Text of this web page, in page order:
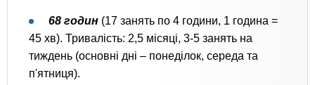
68 годин (17 занять по 4 години, 1 година =
45 хв). Тривалість: 2,5 місяці, 3-5 занять на
тиждень (основні дні – понеділок, середа та
п'ятниця).